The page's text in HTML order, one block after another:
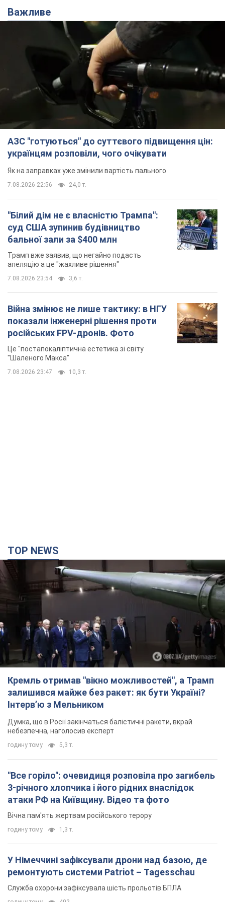
Важливе
АЗС "готуються" до суттєвого підвищення цін:
українцям розповіли, чого очікувати
Як на заправках уже змінили вартість пального
7.08.2026 22:56 24,0 т.
"Білий дім не є власністю Трампа":
суд США зупинив будівництво
бальної зали за $400 млн
Трамп вже заявив, що негайно подасть
апеляцію а це "жахливе рішення"
7.08.2026 23:54 3,6 т.
Війна змінює не лише тактику: в НГУ
показали інженерні рішення проти
російських FPV-дронів. Фото
Це "постапокаліптична естетика зі світу
"Шаленого Макса"
7.08.2026 23:47 10,3 т.
TOP NEWS
Кремль отримав "вікно можливостей", а Трамп
залишився майже без ракет: як бути Україні?
Інтерв’ю з Мельником
Думка, що в Росії закінчаться балістичні ракети, вкрай
небезпечна, наголосив експерт
годину тому 5,3 т.
"Все горіло": очевидиця розповіла про загибель
3-річного хлопчика і його рідних внаслідок
атаки РФ на Київщину. Відео та фото
Вічна пам'ять жертвам російського терору
годину тому 1,3 т.
У Німеччині зафіксували дрони над базою, де
ремонтують системи Patriot – Tagesschau
Служба охорони зафіксувала шість прольотів БПЛА